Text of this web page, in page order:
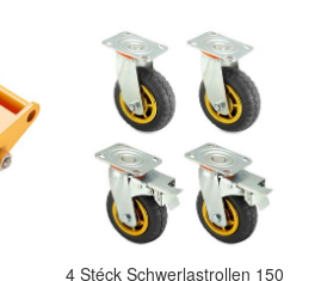
4 Stéck Schwerlastrollen 150